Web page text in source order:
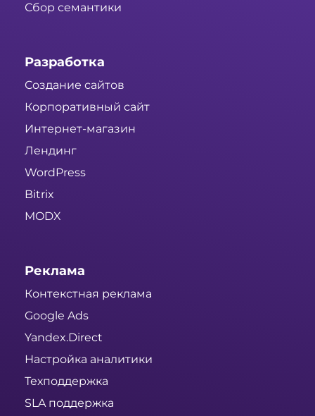
Сбор семантики
Разработка
Создание сайтов
Корпоративный сайт
Интернет-магазин
Лендинг
WordPress
Bitrix
MODX
Реклама
Контекстная реклама
Google Ads
Yandex.Direct
Настройка аналитики
Техподдержка
SLA поддержка